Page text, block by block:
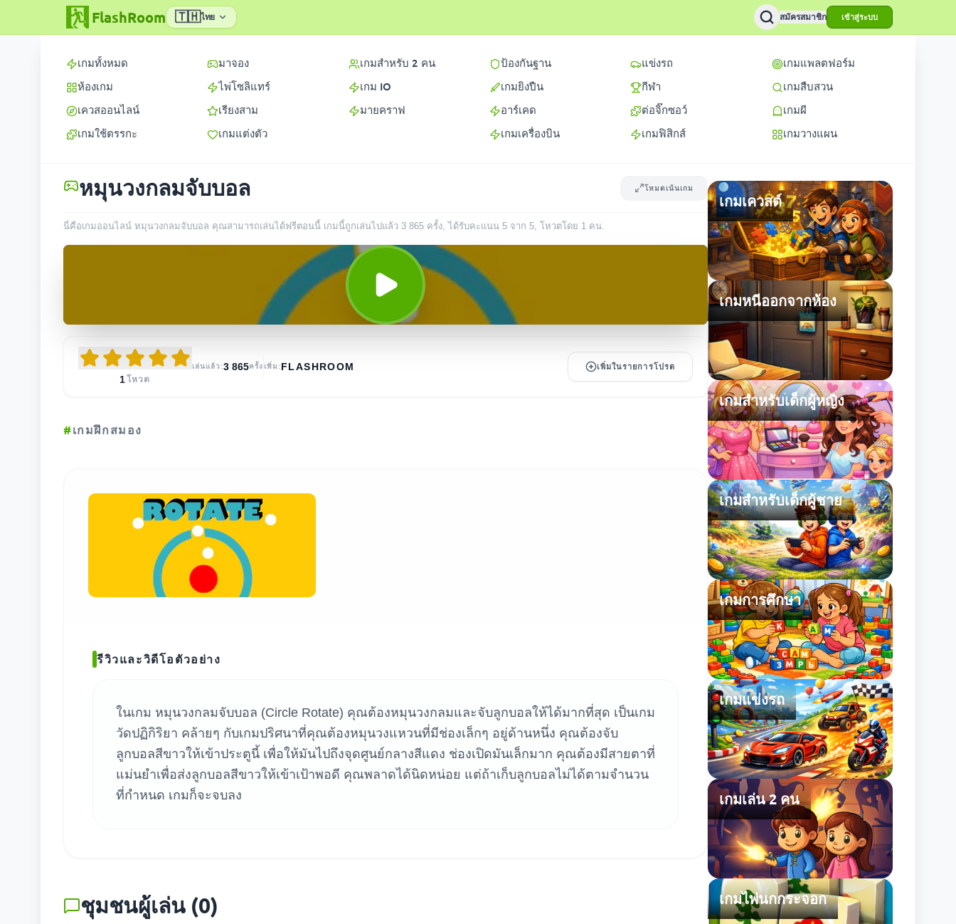
FlashRoom 🇹🇭ไทย สมัครสมาชิก เข้าสู่ระบบ
ค้นหาเกม
เกมทั้งหมด
ห้องเกม
เควสออนไลน์
เกมใช้ตรรกะ
มาจอง
ไพ่โซลิแทร์
เรียงสาม
เกมแต่งตัว
เกมสำหรับ 2 คน
เกม IO
มายคราฟ
ป้องกันฐาน
เกมยิงปืน
อาร์เคด
เกมเครื่องบิน
แข่งรถ
กีฬา
ต่อจิ๊กซอว์
เกมฟิสิกส์
เกมแพลตฟอร์ม
เกมสืบสวน
เกมผี
เกมวางแผน
หมุนวงกลมจับบอล โหมดเน้นเกม
นี่คือเกมออนไลน์ หมุนวงกลมจับบอล คุณสามารถเล่นได้ฟรีตอนนี้ เกมนี้ถูกเล่นไปแล้ว 3 865 ครั้ง, ได้รับคะแนน 5 จาก 5, โหวตโดย 1 คน.
1โหวต
เล่นแล้ว:3 865ครั้ง เพิ่ม:FLASHROOM เพิ่มในรายการโปรด
#เกมฝึกสมอง
รีวิวและวิดีโอตัวอย่าง
ในเกม หมุนวงกลมจับบอล (Circle Rotate) คุณต้องหมุนวงกลมและจับลูกบอลให้ได้มากที่สุด เป็นเกม
วัดปฏิกิริยา คล้ายๆ กับเกมปริศนาที่คุณต้องหมุนวงแหวนที่มีช่องเล็กๆ อยู่ด้านหนึ่ง คุณต้องจับ
ลูกบอลสีขาวให้เข้าประตูนี้ เพื่อให้มันไปถึงจุดศูนย์กลางสีแดง ช่องเปิดมันเล็กมาก คุณต้องมีสายตาที่
แม่นยำเพื่อส่งลูกบอลสีขาวให้เข้าเป้าพอดี คุณพลาดได้นิดหน่อย แต่ถ้าเก็บลูกบอลไม่ได้ตามจำนวน
ที่กำหนด เกมก็จะจบลง
ชุมชนผู้เล่น (0)
เกมเควสต์
เกมหนีออกจากห้อง
เกมสำหรับเด็กผู้หญิง
เกมสำหรับเด็กผู้ชาย
เกมการศึกษา
เกมแข่งรถ
เกมเล่น 2 คน
เกมไพ่นกกระจอก